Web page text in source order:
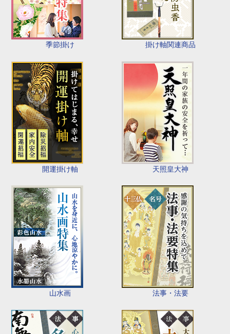
季節掛け 掛け軸関連商品
開運掛け軸 天照皇大神
山水画 法事・法要